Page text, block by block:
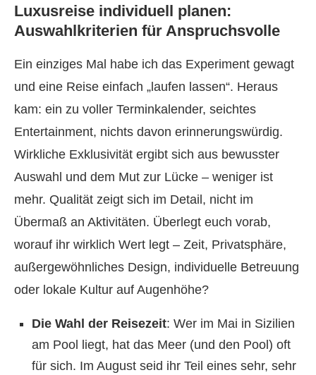
Luxusreise individuell planen:
Auswahlkriterien für Anspruchsvolle
Ein einziges Mal habe ich das Experiment gewagt
und eine Reise einfach „laufen lassen“. Heraus
kam: ein zu voller Terminkalender, seichtes
Entertainment, nichts davon erinnerungswürdig.
Wirkliche Exklusivität ergibt sich aus bewusster
Auswahl und dem Mut zur Lücke – weniger ist
mehr. Qualität zeigt sich im Detail, nicht im
Übermaß an Aktivitäten. Überlegt euch vorab,
worauf ihr wirklich Wert legt – Zeit, Privatsphäre,
außergewöhnliches Design, individuelle Betreuung
oder lokale Kultur auf Augenhöhe?
Die Wahl der Reisezeit: Wer im Mai in Sizilien
am Pool liegt, hat das Meer (und den Pool) oft
für sich. Im August seid ihr Teil eines sehr, sehr